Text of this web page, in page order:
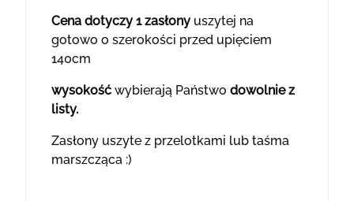
Cena dotyczy 1 zasłony uszytej na
gotowo o szerokości przed upięciem
140cm
wysokość wybierają Państwo dowolnie z
listy.
Zasłony uszyte z przelotkami lub taśma
marszcząca :)